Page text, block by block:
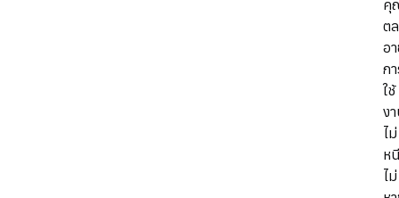
คุ
ต
อ
ก
ใช้
ง
ไม่
ห
ไม่